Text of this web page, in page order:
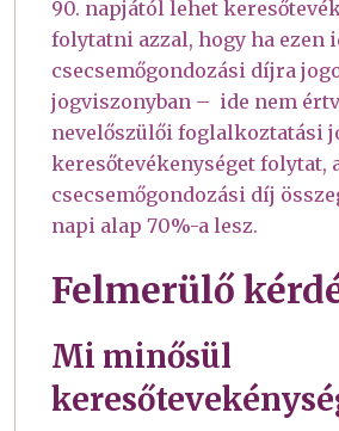
90. napjától lehet
folytatni azzal, hogy ha ezen
csecsemőgondozási díjra
jogviszonyban – ide nem
nevelőszülői foglalkoztatási
keresőtevékenységet folytat,
csecsemőgondozási díj
napi alap 70%-a lesz.
Felmerülő
Mi minősül